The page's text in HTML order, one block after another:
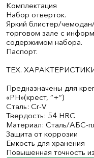
Комплектация
Набор отверток.
Яркий блистер/
торговом зале с
содержимом набора.
Паспорт.
ТЕХ.
Предназначены для
«PH»(крест, ”+”)
Сталь: Cr-V
Твердость: 54 HRC
Материал: Сталь/АБС-
Защита от коррозии
Емкость для хранения
Повышенная точность